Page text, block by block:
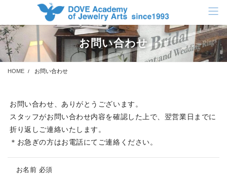
テ
ン
ツ
に
ゲ
ー
シ
ョ
お問い合わせ
HOME お問い合わせ
お問い合わせ、ありがとうございます。
スタッフがお問い合わせ内容を確認した上で、翌営業日までに
折り返しご連絡いたします。
＊お急ぎの方はお電話にてご連絡ください。
お名前 必須